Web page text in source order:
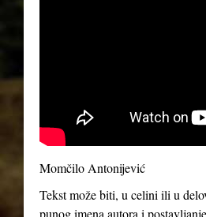
Momčilo Antonijević
Tekst može biti, u celini ili u
punog imena autora i